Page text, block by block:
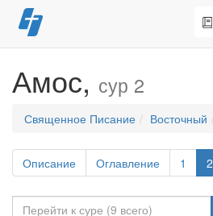
Перейти
к
Амос, сур 2
Священное Писание Восточный
Описание Оглавление 1 2